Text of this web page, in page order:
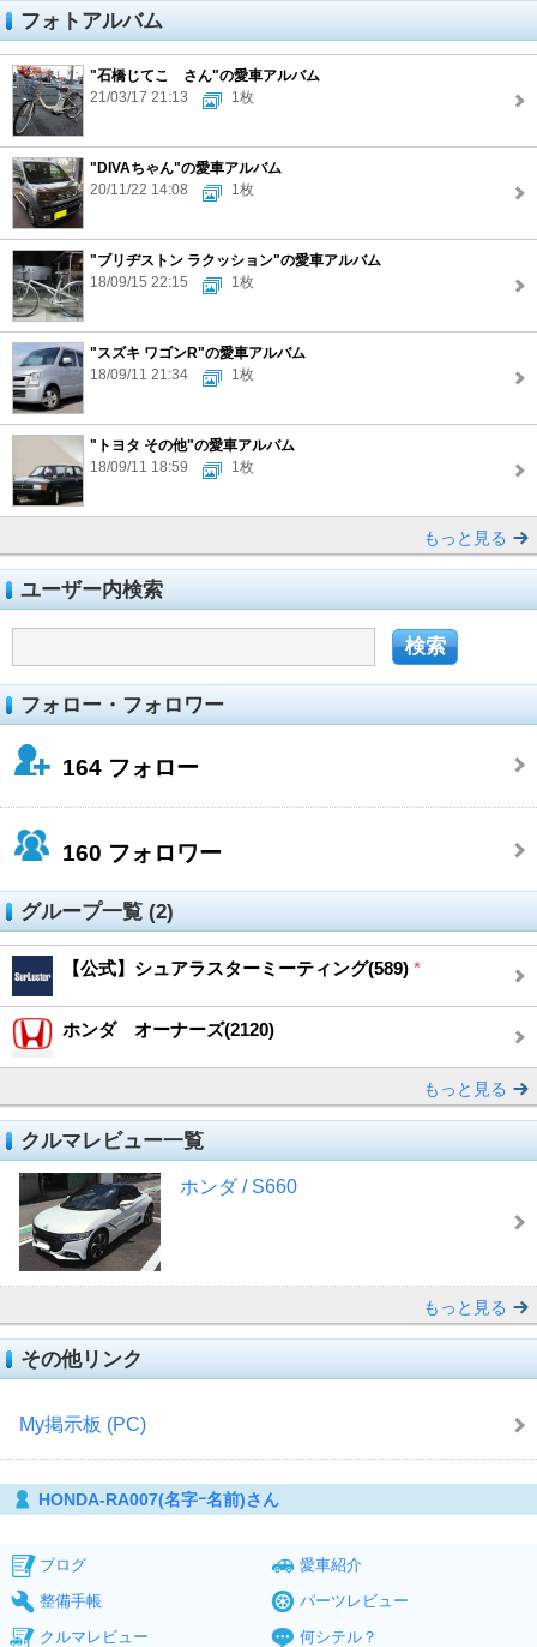
フォトアルバム
"石橋じてこ さん"の愛車アルバム
21/03/17 21:13
1枚
"DIVAちゃん"の愛車アルバム
20/11/22 14:08
1枚
"ブリヂストン ラクッション"の愛車アルバム
18/09/15 22:15
1枚
"スズキ ワゴンR"の愛車アルバム
18/09/11 21:34
1枚
"トヨタ その他"の愛車アルバム
18/09/11 18:59
1枚
もっと見る
ユーザー内検索
フォロー・フォロワー
164 フォロー
160 フォロワー
グループ一覧 (2)
【公式】シュアラスターミーティング(589) *
ホンダ オーナーズ(2120)
もっと見る
クルマレビュー一覧
ホンダ / S660
もっと見る
その他リンク
My掲示板 (PC)
HONDA-RA007(名字ｰ名前)さん
ブログ
愛車紹介
整備手帳
パーツレビュー
クルマレビュー
何シテル？